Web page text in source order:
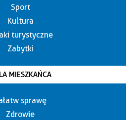
Sport
Kultura
turystyczne
Zabytki
MIESZKAŃCA
sprawę
Zdrowie